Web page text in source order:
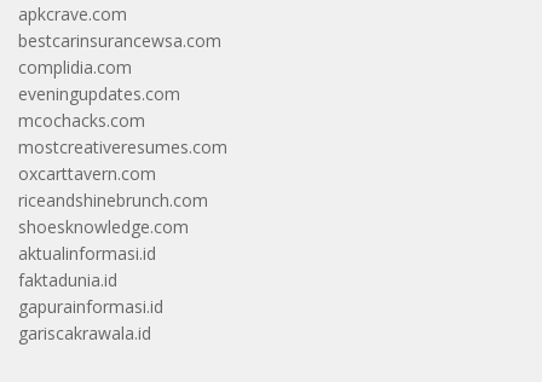
apkcrave.com
bestcarinsurancewsa.com
complidia.com
eveningupdates.com
mcochacks.com
mostcreativeresumes.com
oxcarttavern.com
riceandshinebrunch.com
shoesknowledge.com
aktualinformasi.id
faktadunia.id
gapurainformasi.id
gariscakrawala.id